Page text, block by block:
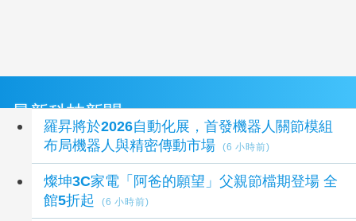
最新科技新聞
羅昇將於2026自動化展，首發機器人關節模組
布局機器人與精密傳動市場
(6 小時前)
燦坤3C家電「阿爸的願望」父親節檔期登場 全
館5折起
(6 小時前)